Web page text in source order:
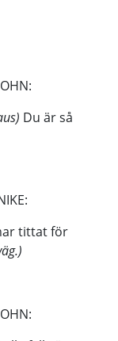
Du är så
tittat för